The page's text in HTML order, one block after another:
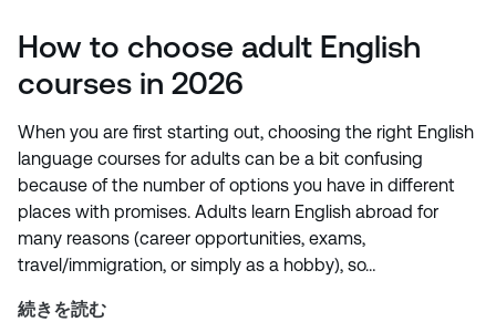
How to choose adult English
courses in 2026
When you are first starting out, choosing the right English
language courses for adults can be a bit confusing
because of the number of options you have in different
places with promises. Adults learn English abroad for
many reasons (career opportunities, exams,
travel/immigration, or simply as a hobby), so…
続きを読む